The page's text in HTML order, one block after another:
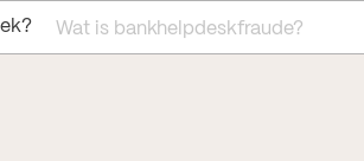
Wat is bankhelpdeskfraude?